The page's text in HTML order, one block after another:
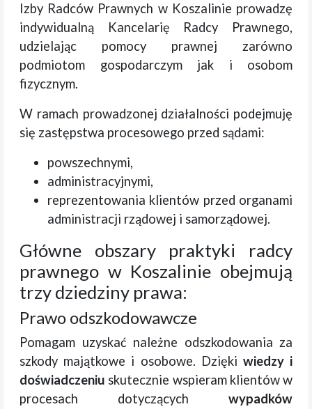
Izby Radców Prawnych w Koszalinie prowadzę
indywidualną Kancelarię Radcy Prawnego,
udzielając pomocy prawnej zarówno
podmiotom gospodarczym jak i osobom
fizycznym.
W ramach prowadzonej działalności podejmuję
się zastępstwa procesowego przed sądami:
powszechnymi,
administracyjnymi,
reprezentowania klientów przed organami
administracji rządowej i samorządowej.
Główne obszary praktyki radcy
prawnego w Koszalinie obejmują
trzy dziedziny prawa:
Prawo odszkodowawcze
Pomagam uzyskać należne odszkodowania za
szkody majątkowe i osobowe. Dzięki wiedzy i
doświadczeniu skutecznie wspieram klientów w
procesach dotyczących wypadków